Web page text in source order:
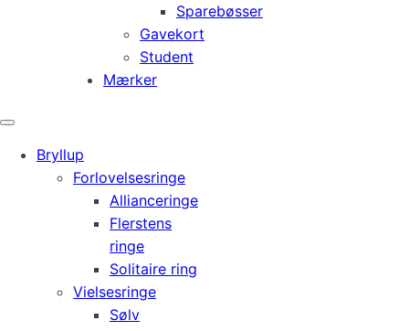
Sparebøsser
Gavekort
Student
Mærker
Bryllup
Forlovelsesringe
Allianceringe
Flerstens
ringe
Solitaire ring
Vielsesringe
Sølv